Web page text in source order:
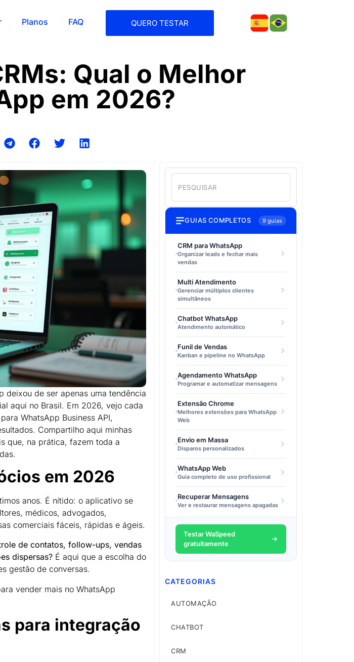
Planos FAQ QUERO TESTAR
Qual o Melhor
em 2026?
deixou de ser apenas uma tendência
aqui no Brasil. Em 2026, vejo cada
WhatsApp Business API,
Compartilho aqui minhas
que, na prática, fazem toda a
em 2026
anos. É nítido: o aplicativo se
médicos, advogados,
comerciais fáceis, rápidas e ágeis.
de contatos, follow-ups, vendas
dispersas? É aqui que a escolha do
gestão de conversas.
vender mais no WhatsApp
para integração
GUIAS COMPLETOS 9 guias
CRM para WhatsApp
Organizar leads e fechar mais
vendas
Multi Atendimento
Gerenciar múltiplos clientes
simultâneos
Chatbot WhatsApp
Atendimento automático
Funil de Vendas
Kanban e pipeline no WhatsApp
Agendamento WhatsApp
Programar e automatizar mensagens
Extensão Chrome
Melhores extensões para WhatsApp
Web
Envio em Massa
Disparos personalizados
WhatsApp Web
Guia completo de uso profissional
Recuperar Mensagens
Ver e restaurar mensagens apagadas
Testar WaSpeed
gratuitamente
CATEGORIAS
AUTOMAÇÃO
CHATBOT
CRM